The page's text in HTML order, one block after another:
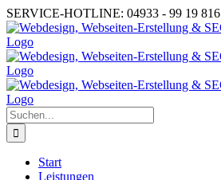
Zum
Inhalt
springen
SERVICE-HOTLINE: 04933 - 99 19 816
Suche
nach:
Start
Leistungen